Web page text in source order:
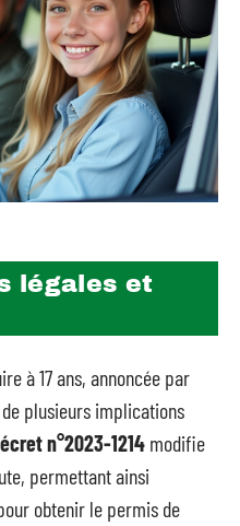
légales et
à 17 ans, annoncée par
de plusieurs implications
n°2023-1214 modifie
permettant ainsi
obtenir le permis de